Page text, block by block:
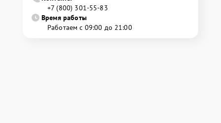
+7 (800) 301-55-83
Время работы
Работаем с 09:00 до 21:00